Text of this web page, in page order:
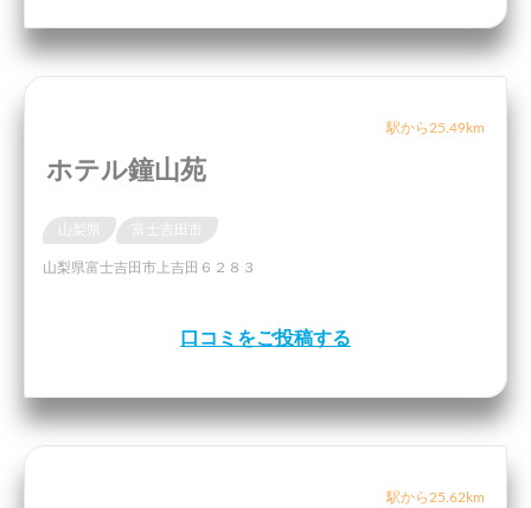
駅から25.49km
ホテル鐘山苑
山梨県
山梨県富士吉田市上吉田６２８３
口コミをご投稿する
駅から25.62km